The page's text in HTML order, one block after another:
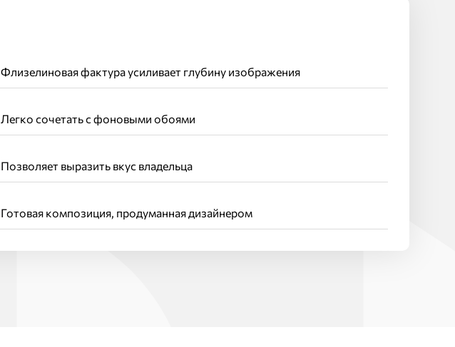
Флизелиновая фактура усиливает глубину изображения
Легко сочетать с фоновыми обоями
Позволяет выразить вкус владельца
Готовая композиция, продуманная дизайнером